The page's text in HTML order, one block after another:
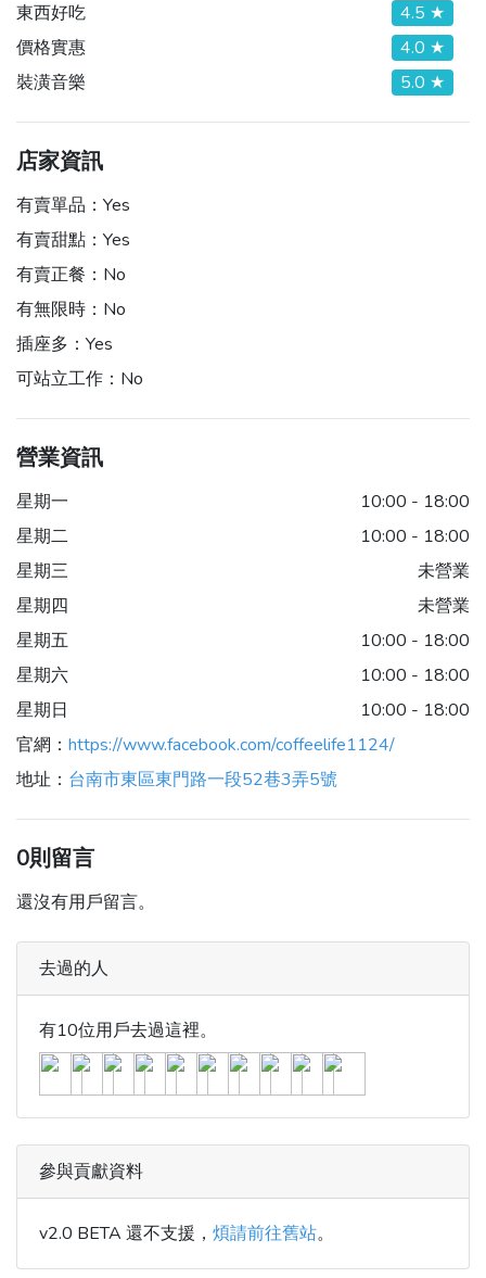
東西好吃
4.5 ★
價格實惠
4.0 ★
裝潢音樂
5.0 ★
店家資訊
有賣單品： Yes
有賣甜點： Yes
有賣正餐： No
有無限時： No
插座多： Yes
可站立工作： No
營業資訊
星期一
10:00 - 18:00
星期二
10:00 - 18:00
星期三
未營業
星期四
未營業
星期五
10:00 - 18:00
星期六
10:00 - 18:00
星期日
10:00 - 18:00
官網： https://www.facebook.com/coffeelife1124/
地址： 台南市東區東門路一段52巷3弄5號
0則留言
還沒有用戶留言。
去過的人
有10位用戶去過這裡。
參與貢獻資料
v2.0 BETA 還不支援， 煩請前往舊站。